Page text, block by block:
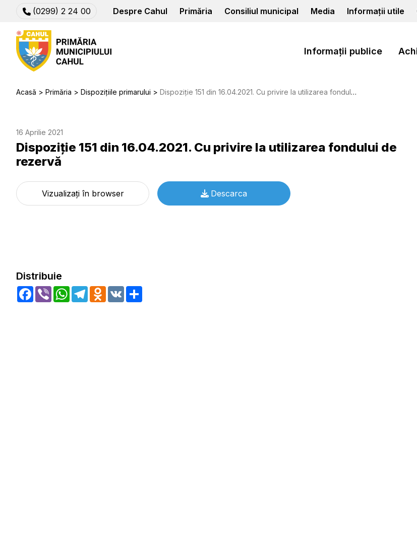
(0299) 2 24 00 Despre Cahul Primăria Consiliul municipal Media Informații utile
Informații publice
Acasă Primăria Dispozițiile primarului Dispoziție 151 din 16.04.2021. Cu privire la utilizarea fondului de rezervă
16 Aprilie 2021
Dispoziție 151 din 16.04.2021. Cu privire la utilizarea fondului de
rezervă
Vizualizați în browser Descarca
Distribuie
Facebook
Viber WhatsApp
TelegramOdnoklassniki
VK